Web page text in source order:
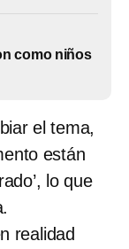
como niños
el tema,
están
lo que
realidad